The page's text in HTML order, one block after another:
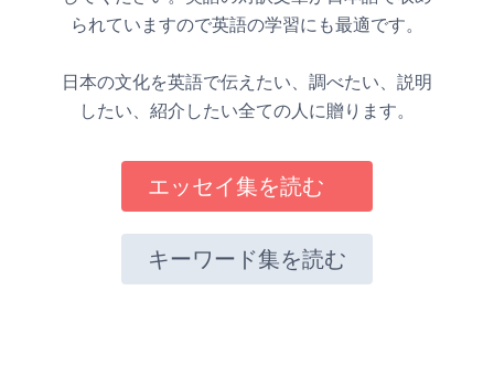
られていますので英語の学習にも最適です。
日本の文化を英語で伝えたい、調べたい、説明
したい、紹介したい全ての人に贈ります。
エッセイ集を読む
キーワード集を読む